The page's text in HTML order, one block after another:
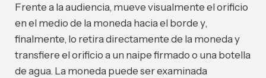
Frente a la audiencia, mueve visualmente el orificio
en el medio de la moneda hacia el borde y,
finalmente, lo retira directamente de la moneda y
transfiere el orificio a un naipe firmado o una botella
de agua. La moneda puede ser examinada